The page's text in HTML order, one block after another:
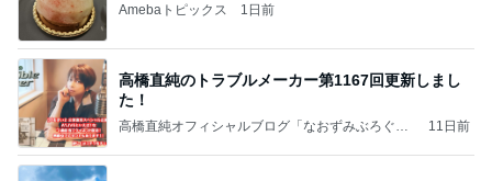
Amebaトピックス 1日前
高橋直純のトラブルメーカー第1167回更新しまし
た！
高橋直純オフィシャルブログ「なおずみぶろぐ」
11日前